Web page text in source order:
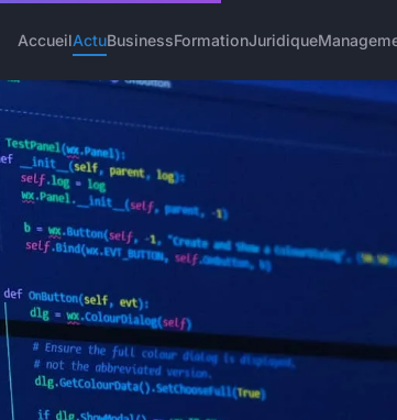
AccueilActuBusinessFormationJuridique